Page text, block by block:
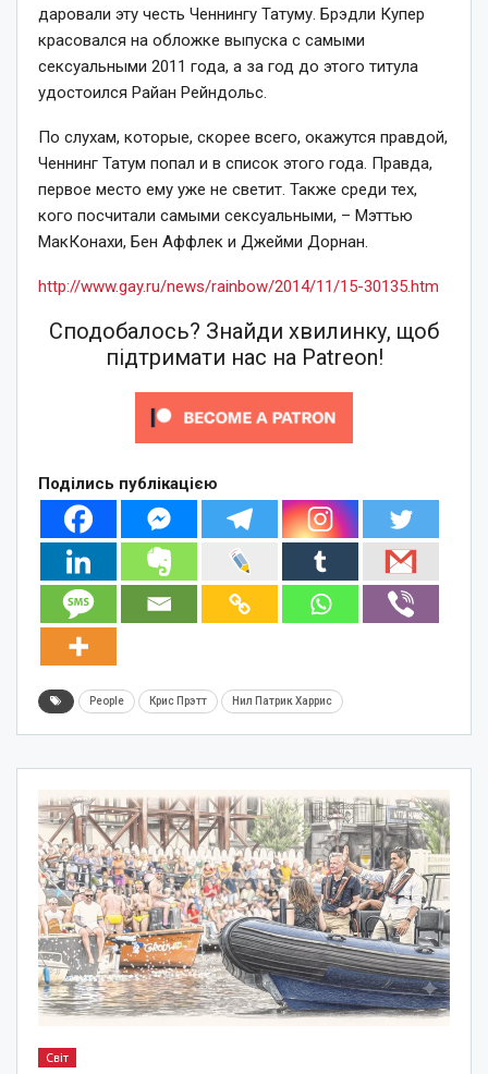
даровали эту честь Ченнингу Татуму. Брэдли Купер
красовался на обложке выпуска с самыми
сексуальными 2011 года, а за год до этого титула
удостоился Райан Рейндольс.
По слухам, которые, скорее всего, окажутся правдой,
Ченнинг Татум попал и в список этого года. Правда,
первое место ему уже не светит. Также среди тех,
кого посчитали самыми сексуальными, – Мэттью
МакКонахи, Бен Аффлек и Джейми Дорнан.
http://www.gay.ru/news/rainbow/2014/11/15-30135.htm
Сподобалось? Знайди хвилинку, щоб
підтримати нас на Patreon!
Поділись публікацією
People Крис Прэтт Нил Патрик Харрис
Світ